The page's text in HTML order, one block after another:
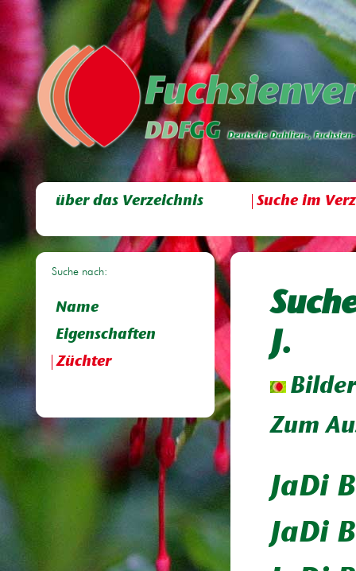
über das Verzeichnis Suche im
Suche nach:
Name
Eigenschaften
Züchter
J.
Zum
JaDi
JaDi